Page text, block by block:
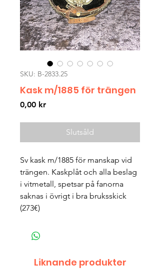
SKU: B-2833.25
Kask m/1885 för trängen
0,00 krPris
Slutsåld
Sv kask m/1885 för manskap vid
trängen. Kaskplåt och alla beslag
i vitmetall, spetsar på fanorna
saknas i övrigt i bra bruksskick
(273€)
Liknande produkter